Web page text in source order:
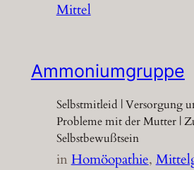
Mittel
Ammoniumgruppe
Selbstmitleid | Versorgung
Probleme mit der Mutter |
Selbstbewußtsein
inHomöopathie,